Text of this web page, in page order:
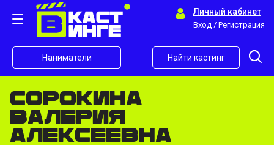
Личный кабинет
Вход / Регистрация
Наниматели Найти кастинг
Сорокина
Валерия
Алексеевна